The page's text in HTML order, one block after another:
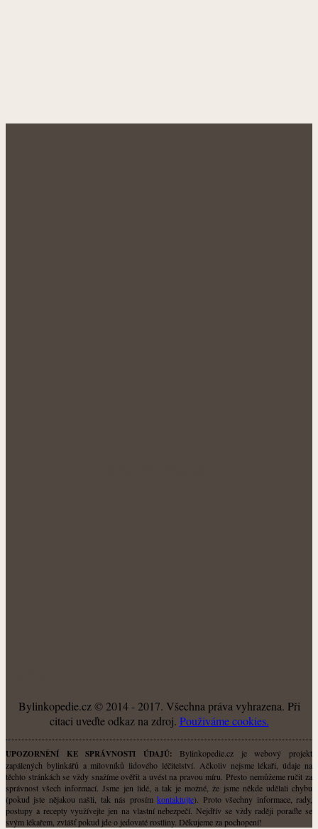
Bylinkopedie.cz © 2014 - 2017. Všechna práva vyhrazena. Při
citaci uveďte odkaz na zdroj. Použiváme cookies.
UPOZORNĚNÍ KE SPRÁVNOSTI ÚDAJŮ: Bylinkopedie.cz je webový projekt
zapálených bylinkářů a milovníků lidového léčitelství. Ačkoliv nejsme lékaři, údaje na
těchto stránkách se vždy snažíme ověřit a uvést na pravou míru. Přesto nemůžeme ručit za
správnost všech informací. Jsme jen lidé, a tak je možné, že jsme někde udělali chybu
(pokud jste nějakou našli, tak nás prosímkontaktujte). Proto všechny informace, rady,
postupy a recepty využívejte jen na vlastní nebezpečí. Nejdřív se vždy raději poraďte se
svým lékařem, zvlášť pokud jde o jedovaté rostliny. Děkujeme za pochopení!